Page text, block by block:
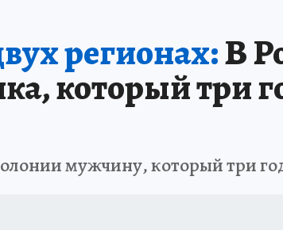
регионах:В
который три
мужчину, который три